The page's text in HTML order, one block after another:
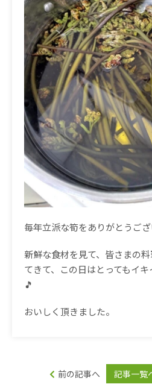
毎年立派な筍をありがとうござ
新鮮な食材を見て、皆さまの
てきて、この日はとってもイ
🎵
おいしく頂きました。
前の記事へ 記事一覧